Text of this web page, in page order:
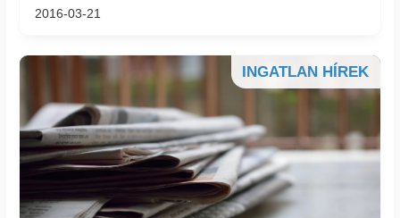
2016-03-21
INGATLAN HÍREK